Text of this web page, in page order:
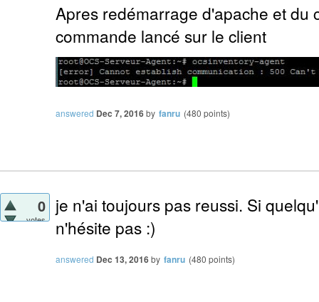
Apres redémarrage d'apache et du
commande lancé sur le client
answered Dec 7, 2016by fanru (480 points)
0
votes
je n'ai toujours pas reussi. Si
n'hésite pas :)
answered Dec 13, 2016by fanru (480 points)